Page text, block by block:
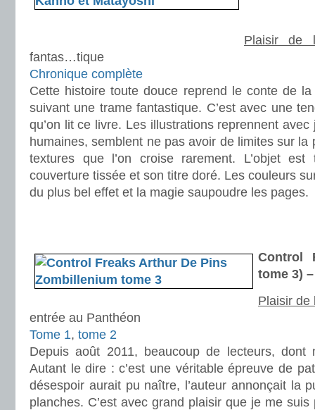
Plaisir de
fantas…tique
Chronique complète
Cette histoire toute douce reprend le conte de
suivant une trame fantastique. C’est avec une
qu’on lit ce livre. Les illustrations reprennent
humaines, semblent ne pas avoir de limites sur la
textures que l’on croise rarement. L’objet
couverture tissée et son titre doré. Les couleurs
du plus bel effet et la magie saupoudre les pages.
Control
tome 3)
Plaisir de
entrée au Panthéon
Tome 1, tome 2
Depuis août 2011, beaucoup de lecteurs, dont
Autant le dire : c’est une véritable épreuve de
désespoir aurait pu naître, l’auteur annonçait la
planches. C’est avec grand plaisir que je me